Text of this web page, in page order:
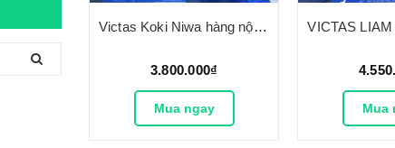
Victas Koki Niwa hàng nội địa Nhật
3.800.000₫
Mua ngay
VICTAS
Mua